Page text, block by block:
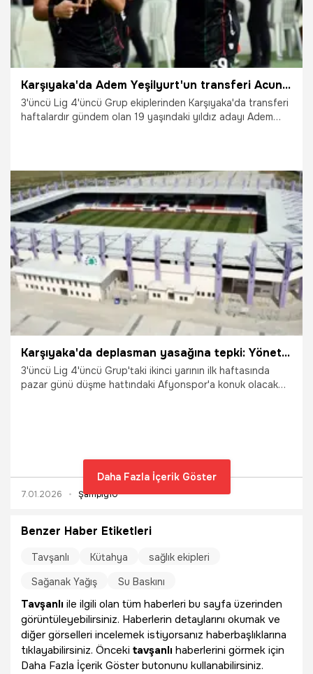
Karşıyaka'da Adem Yeşilyurt'un transferi Acun Ilıcalı'ya yarayacak
3'üncü Lig 4'üncü Grup ekiplerinden Karşıyaka'da transferi
haftalardır gündem olan 19 yaşındaki yıldız adayı Adem
15.01.2026 Şampiy10
Karşıyaka'da deplasman yasağına tepki: Yönetim zaafiyetidir
3'üncü Lig 4'üncü Grup'taki ikinci yarının ilk haftasında
pazar günü düşme hattındaki Afyonspor'a konuk olacak
7.01.2026 Şampiy10
Daha Fazla İçerik Göster
Benzer Haber Etiketleri
Tavşanlı Kütahya
sağlık ekipleri
Sağanak Yağış
Su Baskını
Tavşanlı ile ilgili olan tüm haberleri bu sayfa üzerinden
görüntüleyebilirsiniz. Haberlerin detaylarını okumak ve
diğer görselleri incelemek istiyorsanız haberbaşlıklarına
tıklayabilirsiniz. Önceki tavşanlı haberlerini görmek için
Daha Fazla İçerik Göster butonunu kullanabilirsiniz.